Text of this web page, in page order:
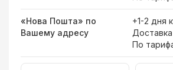
«Нова Пошта» по
Вашему адресу
+1-2 дня
По